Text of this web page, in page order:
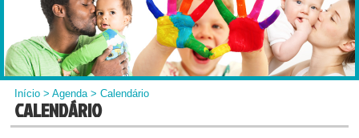
Início >Agenda> Calendário
CALENDÁRIO